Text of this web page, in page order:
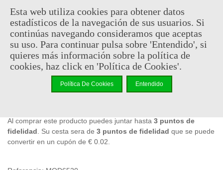
7,95 € (impuestos inc.)
En stock, envío en 24/48h
-
Añadir Al Carrito
Código QR Compartir
Al comprar este producto puedes juntar hasta 3 puntos de
fidelidad . Su cesta sera de 3 puntos de fidelidad que se puede
convertir en un cupón de € 0.02
Esta web utiliza cookies para obtener datos
estadísticos de la navegación de sus usuarios. Si
continúas navegando consideramos que aceptas
su uso. Para continuar pulsa sobre 'Entendido', si
quieres más información sobre la política de
cookies, haz click en 'Política de Cookies'.
Política De Cookies Entendido